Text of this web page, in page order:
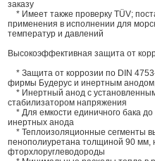
заказу
* Имеет также проверку TÜV;
применения в исполнении для
температур и давлений
Высокоэффективная защита от
* Защита от коррозии по DIN
фирмы Будерус и инертным
* Инертный анод с
стабилизатором напряжения
* Для емкости единичного бака
инертных анода
* Теплоизоляционные сегменты
пенополиуретана толщиной 90 мм,
фторхлоруглеводороды